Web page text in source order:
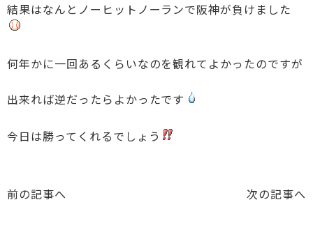
結果はなんとノーヒットノーランで阪神が負けました
何年かに一回あるくらいなのを観れてよかったのですが
出来れば逆だったらよかったです
今日は勝ってくれるでしょう
前の記事へ 次の記事へ